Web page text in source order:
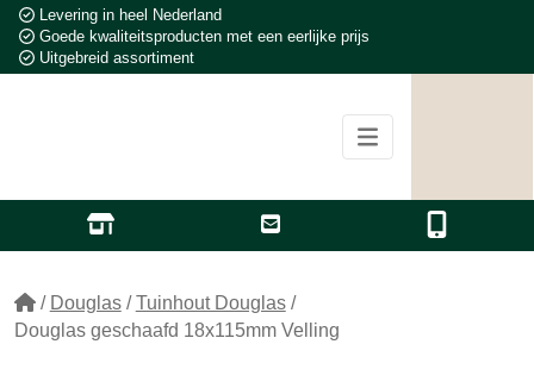
Levering in heel Nederland
Goede kwaliteitsproducten met een eerlijke prijs
Uitgebreid assortiment
/ Douglas / Tuinhout Douglas /
Douglas geschaafd 18x115mm Velling